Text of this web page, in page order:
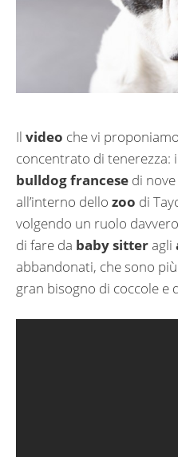
Il video che vi
concentrato di tenerezza:
bulldog francese di
all’interno dello zoo di
volgendo un ruolo
di fare da baby sitteragli
abbandonati, che sono
gran bisogno di coccole e